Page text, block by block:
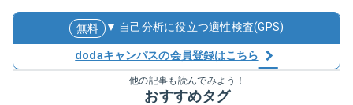
無料 ▼ 自己分析に役立つ適性検査(GPS)
dodaキャンパスの会員登録はこちら
他の記事も読んでみよう！
おすすめタグ